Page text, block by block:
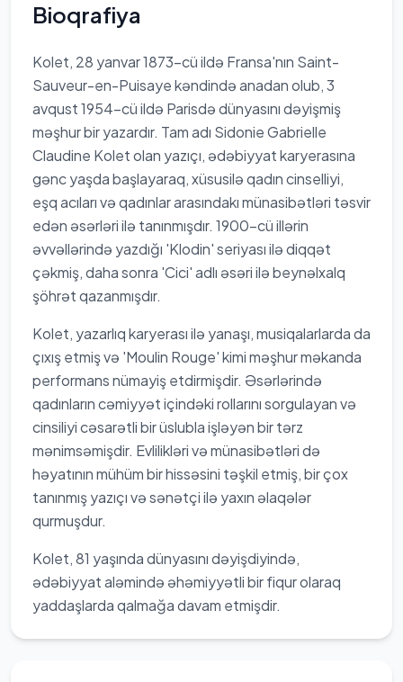
Bioqrafiya
Kolet, 28 yanvar 1873-cü ildə Fransa'nın Saint-
Sauveur-en-Puisaye kəndində anadan olub, 3
avqust 1954-cü ildə Parisdə dünyasını dəyişmiş
məşhur bir yazardır. Tam adı Sidonie Gabrielle
Claudine Kolet olan yazıçı, ədəbiyyat karyerasına
gənc yaşda başlayaraq, xüsusilə qadın cinselliyi,
eşq acıları və qadınlar arasındakı münasibətləri təsvir
edən əsərləri ilə tanınmışdır. 1900-cü illərin
əvvəllərində yazdığı 'Klodin' seriyası ilə diqqət
çəkmiş, daha sonra 'Cici' adlı əsəri ilə beynəlxalq
şöhrət qazanmışdır.
Kolet, yazarlıq karyerası ilə yanaşı, musiqalarlarda da
çıxış etmiş və 'Moulin Rouge' kimi məşhur məkanda
performans nümayiş etdirmişdir. Əsərlərində
qadınların cəmiyyət içindəki rollarını sorgulayan və
cinsiliyi cəsarətli bir üslubla işləyən bir tərz
mənimsəmişdir. Evlilikləri və münasibətləri də
həyatının mühüm bir hissəsini təşkil etmiş, bir çox
tanınmış yazıçı və sənətçi ilə yaxın əlaqələr
qurmuşdur.
Kolet, 81 yaşında dünyasını dəyişdiyində,
ədəbiyyat aləmində əhəmiyyətli bir fiqur olaraq
yaddaşlarda qalmağa davam etmişdir.